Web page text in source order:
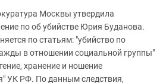
Москвы утвердила
по об убийстве Юрия Буданова.
по статьям: "убийство по
в отношении социальной группы"
хранение и ношение
УК РФ. По данным следствия,